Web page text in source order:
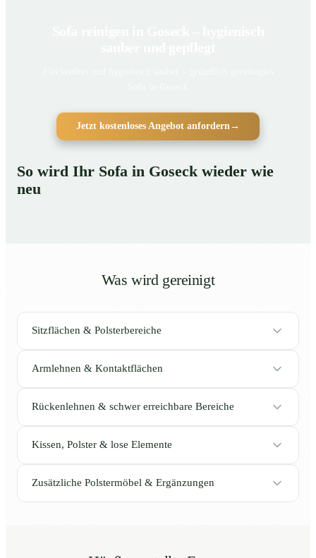
Jetzt kostenloses Angebot anfordern →
So wird Ihr Sofa in Goseck wieder wie
neu
Was wird gereinigt
Sitzflächen & Polsterbereiche
Armlehnen & Kontaktflächen
Rückenlehnen & schwer erreichbare Bereiche
Kissen, Polster & lose Elemente
Zusätzliche Polstermöbel & Ergänzungen